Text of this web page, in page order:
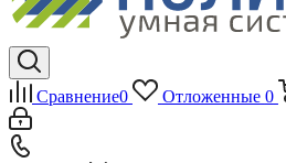
Сравнение0 Отложенные 0